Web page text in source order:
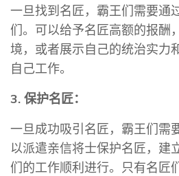
一旦找到名匠，霸王们需要通
们。可以给予名匠高额的报酬
境，或者展示自己的统治实力
自己工作。
3. 保护名匠：
一旦成功吸引名匠，霸王们需
以派遣亲信将士保护名匠，建
们的工作顺利进行。只有名匠